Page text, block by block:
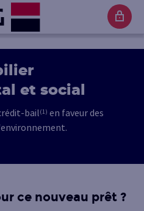
et social
bail(1) en faveur des
ce nouveau prêt ?